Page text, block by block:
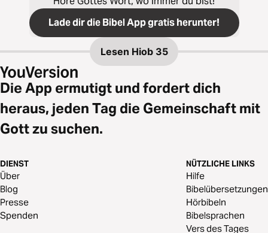
Lade dir die Bibel App gratis herunter!
Lesen Hiob 35
Die App ermutigt und fordert dich
heraus, jeden Tag die Gemeinschaft mit
Gott zu suchen.
DIENST
Über
Blog
Presse
Spenden
NÜTZLICHE LINKS
Hilfe
Bibelübersetzungen
Hörbibeln
Bibelsprachen
Vers des Tages